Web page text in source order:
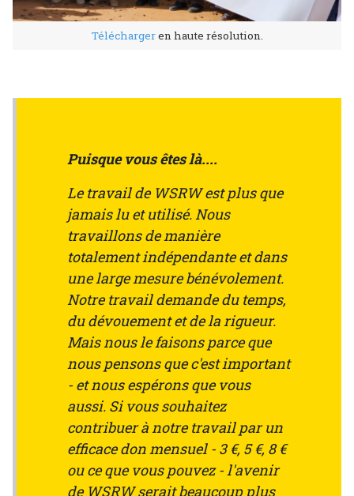
Téléchargeren haute résolution.
Puisque vous êtes là....
Le travail de WSRW est plus que
jamais lu et utilisé. Nous
travaillons de manière
totalement indépendante et dans
une large mesure bénévolement.
Notre travail demande du temps,
du dévouement et de la rigueur.
Mais nous le faisons parce que
nous pensons que c'est important
- et nous espérons que vous
aussi. Si vous souhaitez
contribuer à notre travail par un
efficace don mensuel - 3 €, 5 €, 8 €
ou ce que vous pouvez - l'avenir
de WSRW serait beaucoup plus